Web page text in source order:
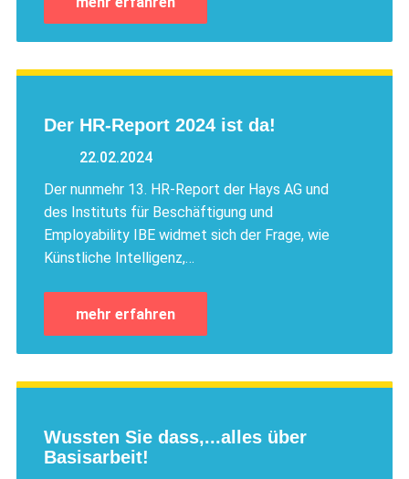
Der HR-Report 2024 ist da!
22.02.2024
Der nunmehr 13. HR-Report der Hays AG und
des Instituts für Beschäftigung und
Employability IBE widmet sich der Frage, wie
Künstliche Intelligenz,…
mehr erfahren
Wussten Sie dass,...alles über
Basisarbeit!